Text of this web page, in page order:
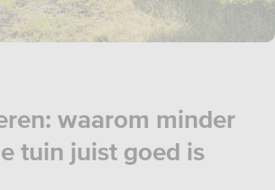
waarom minder
tuin juist goed is